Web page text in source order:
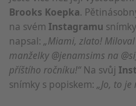
Brooks Koepka.
na svém Instagramu
napsal: „Miami, zlato!
manželky @jenamsims na
příštího ročníku!“Na svůj
snímky s popiskem: „Jo, to